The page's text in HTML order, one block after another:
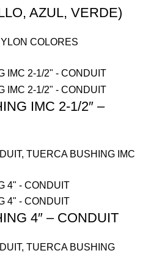
AZUL, VERDE)
COLORES
IMC 2-1/2″ –
, TUERCA BUSHING IMC
4″ – CONDUIT
, TUERCA BUSHING